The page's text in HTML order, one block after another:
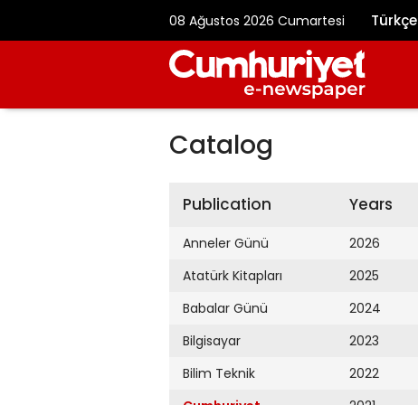
08 Ağustos 2026 Cumartesi Türkçe
Catalog
Publication
Anneler Günü
Atatürk Kitapları
Babalar Günü
Bilgisayar
Bilim Teknik
Years
2026
2025
2024
2023
2022